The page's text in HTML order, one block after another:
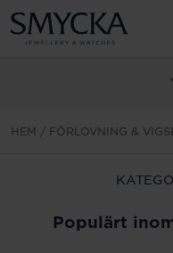
HEM FÖRLOVNING &
Populärt